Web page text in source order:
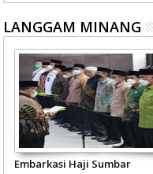
LANGGAM MINANG
Embarkasi Haji Sumbar